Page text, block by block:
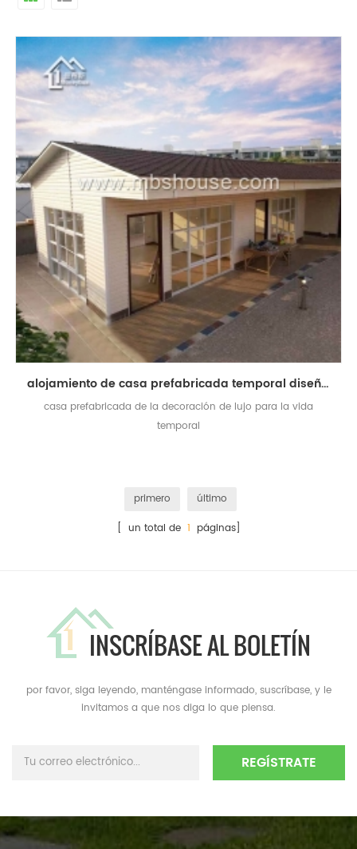
alojamiento de casa prefabricada temporal diseñado de moda moderno para la vida
casa prefabricada de la decoración de lujo para la vida
temporal
primero
último
[ un total de 1 páginas]
INSCRÍBASE AL BOLETÍN
por favor, siga leyendo, manténgase informado, suscríbase, y le
invitamos a que nos diga lo que piensa.